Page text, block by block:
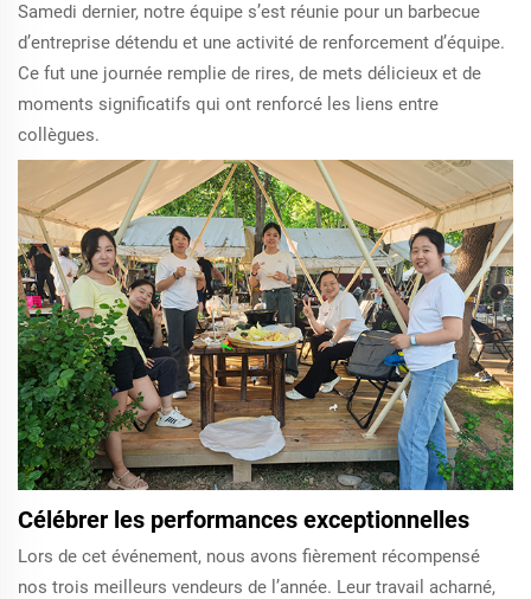
Samedi dernier, notre équipe s’est réunie pour un barbecue
d’entreprise détendu et une activité de renforcement d’équipe.
Ce fut une journée remplie de rires, de mets délicieux et de
moments significatifs qui ont renforcé les liens entre
collègues.
Célébrer les performances exceptionnelles
Lors de cet événement, nous avons fièrement récompensé
nos trois meilleurs vendeurs de l’année. Leur travail acharné,